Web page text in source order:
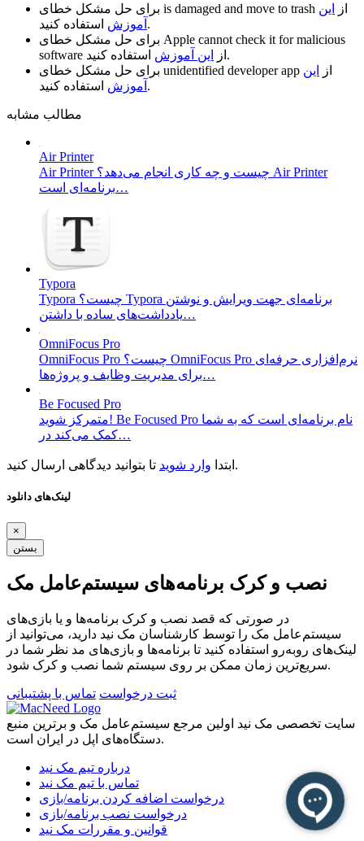
is damaged and move to trash از
این
آموزش استفاده کنید.
Apple cannot check it for malicious
software
از این آموزش
استفاده کنید.
unidentified developer app از
این
آموزش استفاده کنید.
مطالب مشابه
Air Printer
Air Printer چیست و چه کاری انجام می‌دهد؟ Air Printer
برنامه‌ای است…
Typora
Typora چیست؟ Typora برنامه‌ای جهت ویرایش و نوشتن
یادداشت‌های ساده با داشتن…
OmniFocus Pro
OmniFocus Pro چیست؟ OmniFocus Pro نرم‌افزاری حرفه‌ای
برای مدیریت وظایف و پروژه‌ها…
Be Focused Pro
متمرکز شوید! Be Focused Pro نام برنامه‌ای است که به شما
کمک می‌کند در…
ابتدا وارد شوید تا بتوانید دیدگاهی ارسال کنید.
لینک‌های دانلود
×
بستن
نصب و کرک برنامه‌های سیستم‌عامل مک
در صورتی که قصد نصب و کرک برنامه‌ها و یا بازی‌های
سیستم‌عامل مک را توسط کارشناسان مک نید دارید، می‌توانید از
لینک‌های رو‌به‌رو استفاده کنید تا برنامه‌ها و بازی‌های مد نظر شما در
سریع‌ترین زمان ممکن بر روی سیستم شما نصب و کرک شود.
ثبت درخواست تماس با پشتیبانی
سایت تخصصی مک نید اولین مرجع سیستم‌عامل مک و برترین منبع
دستگاه‌های اپل در ایران است.
درباره تیم مک نید
تماس با تیم مک نید
درخواست اضافه کردن برنامه/بازی
درخواست نصب برنامه/بازی
قوانین و مقررات مک نید